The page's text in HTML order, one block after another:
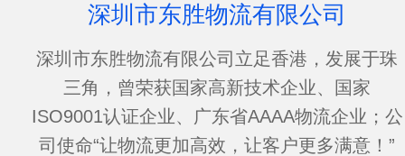
深圳市东胜物流有限公司
深圳市东胜物流有限公司立足香港，发展于珠
三角，曾荣获国家高新技术企业、国家
ISO9001认证企业、广东省AAAA物流企业；公
司使命“让物流更加高效，让客户更多满意！”